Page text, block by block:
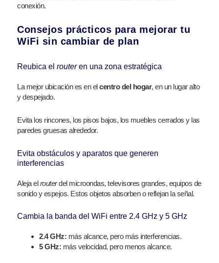
conexión.
Consejos prácticos para mejorar tu
WiFi sin cambiar de plan
Reubica el routeren una zona estratégica
La mejor ubicación es en elcentro del hogar, en un lugar alto
y despejado.
Evita los rincones, los pisos bajos, los muebles cerrados y las
paredes gruesas alrededor.
Evita obstáculos y aparatos que generen
interferencias
Aleja elrouterdel microondas, televisores grandes, equipos de
sonido y espejos. Estos objetos absorben o reflejan la señal.
Cambia la banda del WiFi entre 2.4 GHz y 5 GHz
2.4 GHz: más alcance, pero más interferencias.
5 GHz: más velocidad, pero menos alcance.